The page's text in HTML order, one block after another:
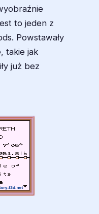
to jeden z
Powstawały
takie jak
już bez